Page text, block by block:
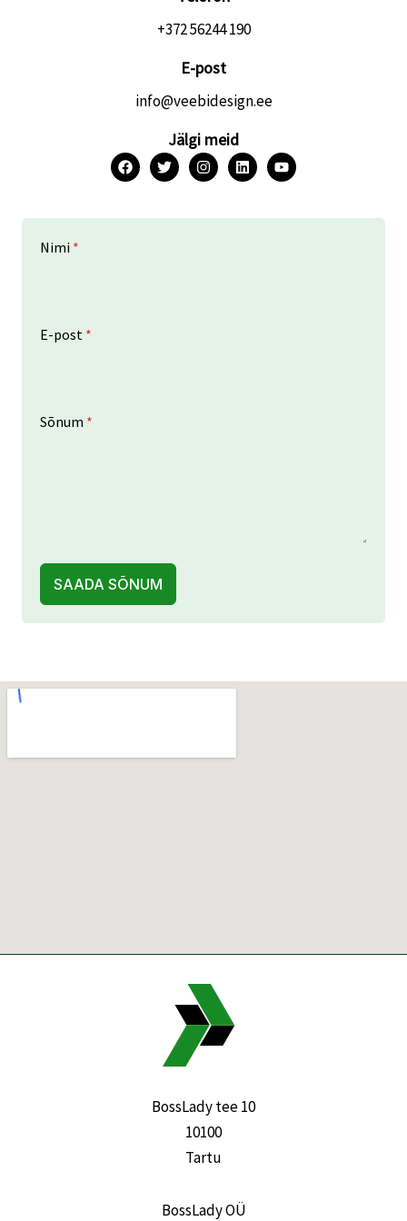
+372 56244 190
E-post
info@veebidesign.ee
Jälgi meid
Nimi *
E-post *
Sõnum *
SAADA SÕNUM
BossLady tee 10
10100
Tartu
BossLady OÜ